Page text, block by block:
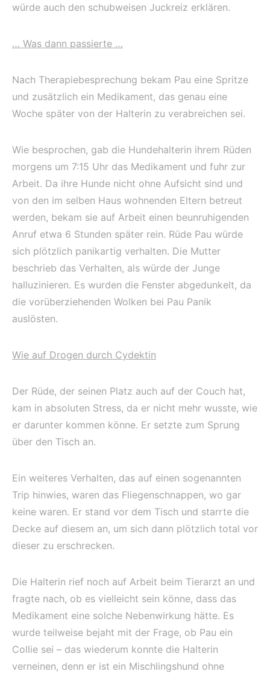
würde auch den schubweisen Juckreiz erklären.
… Was dann passierte …
Nach Therapiebesprechung bekam Pau eine Spritze
und zusätzlich ein Medikament, das genau eine
Woche später von der Halterin zu verabreichen sei.
Wie besprochen, gab die Hundehalterin ihrem Rüden
morgens um 7:15 Uhr das Medikament und fuhr zur
Arbeit. Da ihre Hunde nicht ohne Aufsicht sind und
von den im selben Haus wohnenden Eltern betreut
werden, bekam sie auf Arbeit einen beunruhigenden
Anruf etwa 6 Stunden später rein. Rüde Pau würde
sich plötzlich panikartig verhalten. Die Mutter
beschrieb das Verhalten, als würde der Junge
halluzinieren. Es wurden die Fenster abgedunkelt, da
die vorüberziehenden Wolken bei Pau Panik
auslösten.
Wie auf Drogen durch Cydektin
Der Rüde, der seinen Platz auch auf der Couch hat,
kam in absoluten Stress, da er nicht mehr wusste, wie
er darunter kommen könne. Er setzte zum Sprung
über den Tisch an.
Ein weiteres Verhalten, das auf einen sogenannten
Trip hinwies, waren das Fliegenschnappen, wo gar
keine waren. Er stand vor dem Tisch und starrte die
Decke auf diesem an, um sich dann plötzlich total vor
dieser zu erschrecken.
Die Halterin rief noch auf Arbeit beim Tierarzt an und
fragte nach, ob es vielleicht sein könne, dass das
Medikament eine solche Nebenwirkung hätte. Es
wurde teilweise bejaht mit der Frage, ob Pau ein
Collie sei – das wiederum konnte die Halterin
verneinen, denn er ist ein Mischlingshund ohne